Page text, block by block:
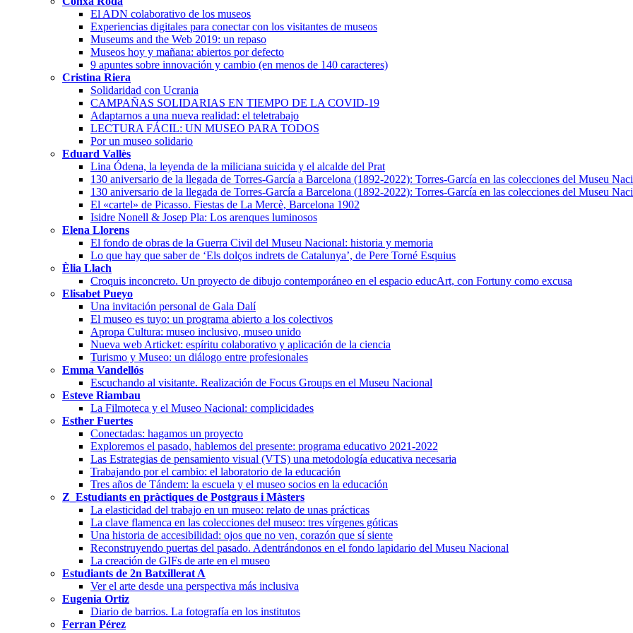
El ADN colaborativo de los museos
Experiencias digitales para conectar con los visitantes de museos
Museums and the Web 2019: un repaso
Museos hoy y mañana: abiertos por defecto
9 apuntes sobre innovación y cambio (en menos de 140 caracteres)
Cristina Riera
Solidaridad con Ucrania
CAMPAÑAS SOLIDARIAS EN TIEMPO DE LA COVID-19
Adaptarnos a una nueva realidad: el teletrabajo
LECTURA FÁCIL: UN MUSEO PARA TODOS
Por un museo solidario
Eduard Vallès
Lina Ódena, la leyenda de la miliciana suicida y el alcalde del Prat
130 aniversario de la llegada de Torres-García a Barcelona (1892-2022): Torres-García en las colecciones del Museu
130 aniversario de la llegada de Torres-García a Barcelona (1892-2022): Torres-García en las colecciones del Museu
El «cartel» de Picasso. Fiestas de La Mercè, Barcelona 1902
Isidre Nonell & Josep Pla: Los arenques luminosos
Elena Llorens
El fondo de obras de la Guerra Civil del Museu Nacional: historia y memoria
Lo que hay que saber de ‘Els dolços indrets de Catalunya’, de Pere Torné Esquius
Èlia Llach
Croquis inconcreto. Un proyecto de dibujo contemporáneo en el espacio educArt, con Fortuny como excusa
Elisabet Pueyo
Una invitación personal de Gala Dalí
El museo es tuyo: un programa abierto a los colectivos
Apropa Cultura: museo inclusivo, museo unido
Nueva web Articket: espíritu colaborativo y aplicación de la ciencia
Turismo y Museo: un diálogo entre profesionales
Emma Vandellós
Escuchando al visitante. Realización de Focus Groups en el Museu Nacional
Esteve Riambau
La Filmoteca y el Museo Nacional: complicidades
Esther Fuertes
Conectadas: hagamos un proyecto
Exploremos el pasado, hablemos del presente: programa educativo 2021-2022
Las Estrategias de pensamiento visual (VTS) una metodología educativa necesaria
Trabajando por el cambio: el laboratorio de la educación
Tres años de Tándem: la escuela y el museo socios en la educación
Z_Estudiants en pràctiques de Postgraus i Màsters
La elasticidad del trabajo en un museo: relato de unas prácticas
La clave flamenca en las colecciones del museo: tres vírgenes góticas
Una historia de accesibilidad: ojos que no ven, corazón que sí siente
Reconstruyendo puertas del pasado. Adentrándonos en el fondo lapidario del Museu Nacional
La creación de GIFs de arte en el museo
Estudiants de 2n Batxillerat A
Ver el arte desde una perspectiva más inclusiva
Eugenia Ortiz
Diario de barrios. La fotografía en los institutos
Ferran Pérez